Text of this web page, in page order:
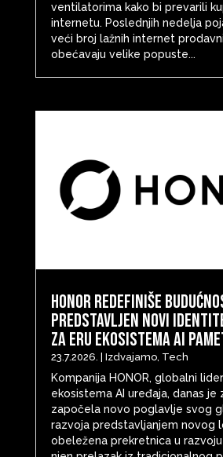
ventilatorima kako bi prevarili
internetu. Poslednjih nedelja
veći broj lažnih internet
obećavaju velike popuste...
HONOR redefiniše
predstavljen novi
za eru ekosistema AI
23.7.2026. Izdvajamo, Tech
Kompanija HONOR, globalni
ekosistema AI uređaja, danas je
započela novo poglavlje svog
razvoja predstavljanjem novog
obeležena prekretnica u